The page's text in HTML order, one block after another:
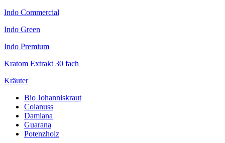
Indo Commercial
Indo Green
Indo Premium
Kratom Extrakt 30 fach
Kräuter
Bio Johanniskraut
Colanuss
Damiana
Guarana
Potenzholz